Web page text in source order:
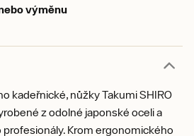
výměnu
kadeřnické, nůžky Takumi SHIRO
z odolné japonské oceli a
Krom ergonomického